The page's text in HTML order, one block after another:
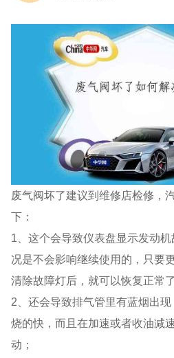
废气阀坏了建议到维修店检修，
下：
1、这个会导致仪表盘显示发动
况是不会影响继续使用的，只要
清除故障灯后，就可以恢复正常了
2、还会导致排气管里有蓝烟出
烧的快，而且在加速或者收油减
动；